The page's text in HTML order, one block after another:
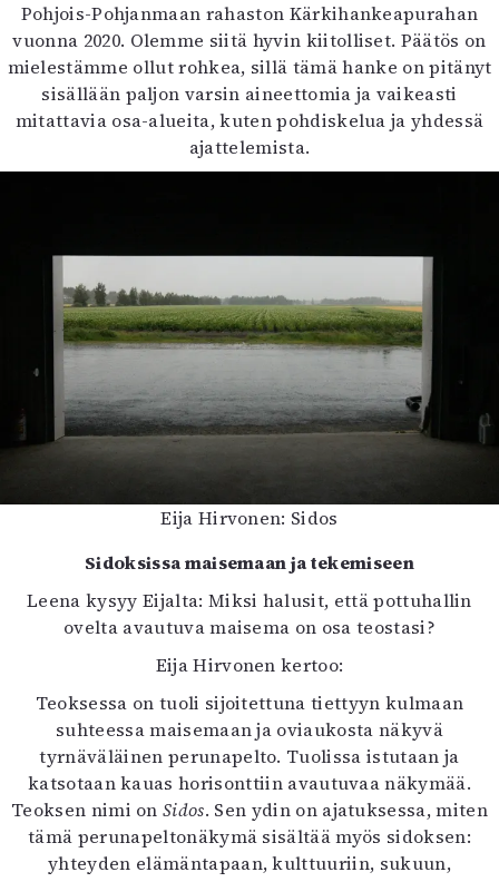
Pohjois-Pohjanmaan rahaston Kärkihankeapurahan
vuonna 2020. Olemme siitä hyvin kiitolliset. Päätös on
mielestämme ollut rohkea, sillä tämä hanke on pitänyt
sisällään paljon varsin aineettomia ja vaikeasti
mitattavia osa-alueita, kuten pohdiskelua ja yhdessä
ajattelemista.
Eija Hirvonen: Sidos
Sidoksissa maisemaan ja tekemiseen
Leena kysyy Eijalta: Miksi halusit, että pottuhallin
ovelta avautuva maisema on osa teostasi?
Eija Hirvonen kertoo:
Teoksessa on tuoli sijoitettuna tiettyyn kulmaan
suhteessa maisemaan ja oviaukosta näkyvä
tyrnäväläinen perunapelto. Tuolissa istutaan ja
katsotaan kauas horisonttiin avautuvaa näkymää.
Teoksen nimi onSidos. Sen ydin on ajatuksessa, miten
tämä perunapeltonäkymä sisältää myös sidoksen:
yhteyden elämäntapaan, kulttuuriin, sukuun,